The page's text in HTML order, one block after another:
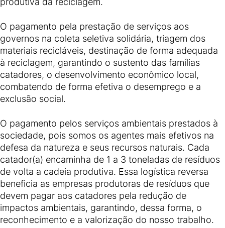
O pagamento pela prestação de serviços aos
governos na coleta seletiva solidária, triagem dos
materiais recicláveis, destinação de forma adequada
à reciclagem, garantindo o sustento das famílias
catadores, o desenvolvimento econômico local,
combatendo de forma efetiva o desemprego e a
exclusão social.
O pagamento pelos serviços ambientais prestados à
sociedade, pois somos os agentes mais efetivos na
defesa da natureza e seus recursos naturais. Cada
catador(a) encaminha de 1 a 3 toneladas de resíduos
de volta a cadeia produtiva. Essa logística reversa
beneficia as empresas produtoras de resíduos que
devem pagar aos catadores pela redução de
impactos ambientais, garantindo, dessa forma, o
reconhecimento e a valorização do nosso trabalho.